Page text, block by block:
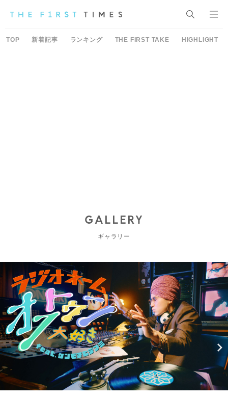
TOP 新着記事 ランキング THE FIRST TAKE HIGHLIGHT
GALLERY
ギャラリー